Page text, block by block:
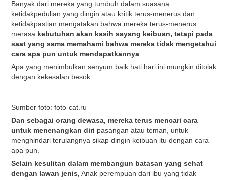
Banyak dari mereka yang tumbuh dalam suasana
ketidakpedulian yang dingin atau kritik terus-menerus dan
ketidakpastian mengatakan bahwa mereka terus-menerus
merasa kebutuhan akan kasih sayang keibuan, tetapi pada
saat yang sama memahami bahwa mereka tidak mengetahui
cara apa pun untuk mendapatkannya.
Apa yang menimbulkan senyum baik hati hari ini mungkin ditolak
dengan kekesalan besok.
Sumber foto: foto-cat.ru
Dan sebagai orang dewasa, mereka terus mencari cara
untuk menenangkan diri pasangan atau teman, untuk
menghindari terulangnya sikap dingin keibuan itu dengan cara
apa pun.
Selain kesulitan dalam membangun batasan yang sehat
dengan lawan jenis, Anak perempuan dari ibu yang tidak